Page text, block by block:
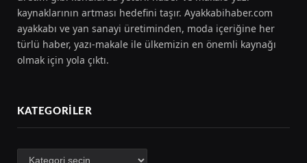
kaynaklarının artması hedefini taşır. Ayakkabihaber.com
ayakkabı ve yan sanayi üretiminden, moda içeriğine her
türlü haber, yazı-makale ile ülkemizin en önemli kaynağı
olmak için yola çıktı.
KATEGORILER
Kategoriler